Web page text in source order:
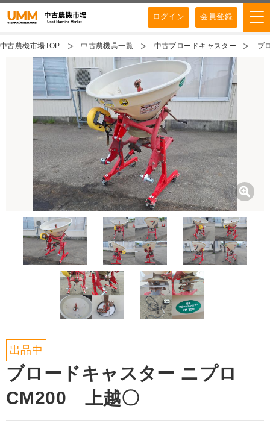
ログイン 会員登録
中古農機市場TOP 中古農機具一覧 中古ブロードキャスター ブ
出品中
ブロードキャスター ニプロ
CM200 上越〇